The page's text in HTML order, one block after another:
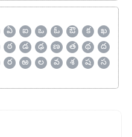
ఏ ఐ ఒ ఓ ఔ క
ఖ
ఠ డ ఢ ణ త థ
ద
ర ఱ ల వ శ ష
స